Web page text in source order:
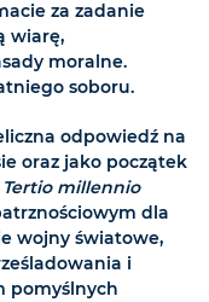
za zadanie
wiarę,
moralne.
soboru.
odpowiedź na
oraz jako początek
Tertio millennio
dla
wojny światowe,
i
pomyślnych